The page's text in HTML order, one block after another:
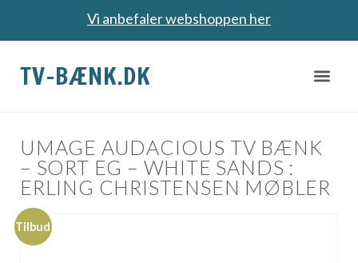
Vi anbefaler webshoppen her
TV-BÆNK.DK
UMAGE AUDACIOUS TV BÆNK
– SORT EG – WHITE SANDS :
ERLING CHRISTENSEN MØBLER
Tilbud